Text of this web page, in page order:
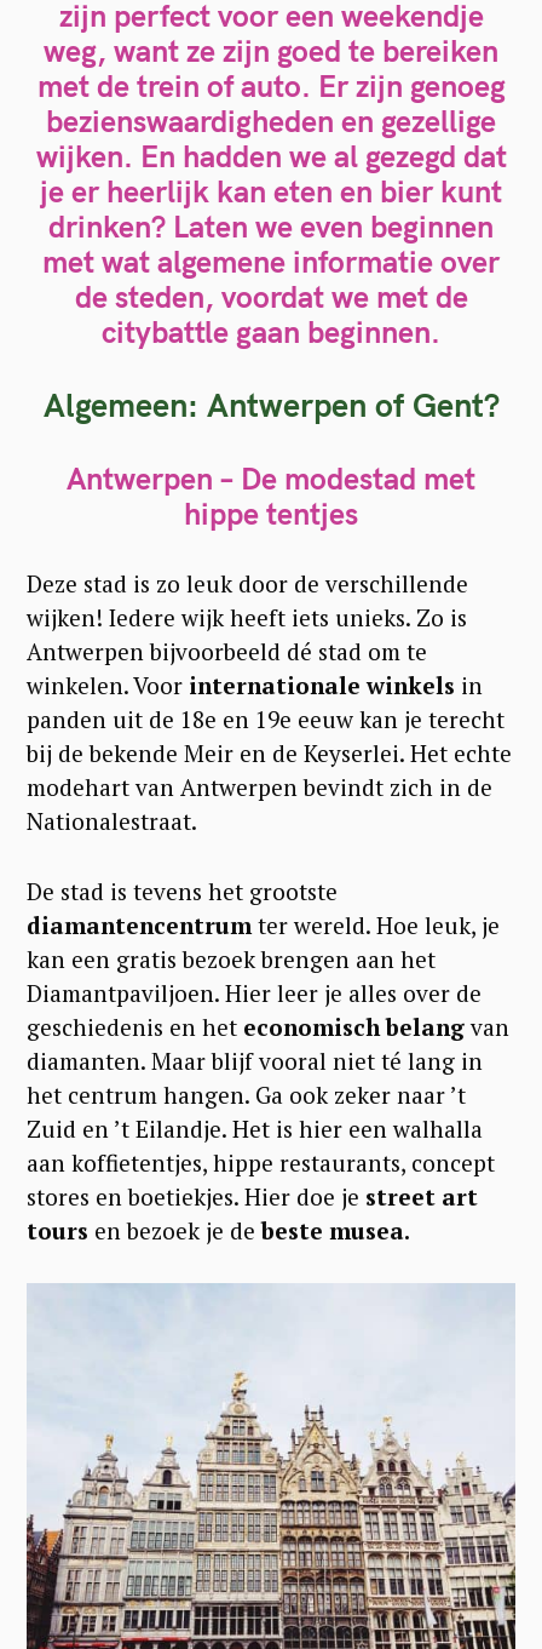
zijn perfect voor een weekendje
weg, want ze zijn goed te bereiken
met de trein of auto. Er zijn genoeg
bezienswaardigheden en gezellige
wijken. En hadden we al gezegd dat
je erheerlijk kan eten en bier kunt
drinken? Laten we even beginnen
met wat algemene informatie over
de steden, voordat we met de
citybattle gaan beginnen.
Algemeen: Antwerpen of Gent?
Antwerpen – De modestad met
hippe tentjes
Deze stad is zo leuk door de verschillende
wijken! Iedere wijk heeft iets unieks. Zo is
Antwerpen bijvoorbeeld dé stad om te
winkelen. Voor internationale winkels in
panden uit de 18e en 19e eeuw kan je terecht
bij de bekende Meir en de Keyserlei. Het echte
modehart van Antwerpen bevindt zich in de
Nationalestraat.
De stad is tevens het grootste
diamantencentrum ter wereld. Hoe leuk, je
kan een gratis bezoek brengen aan het
Diamantpaviljoen. Hier leer je alles over de
geschiedenis en het economisch belangvan
diamanten. Maar blijf vooral niet té lang in
het centrum hangen. Ga ook zeker naar ’t
Zuid en ’t Eilandje. Het is hier een walhalla
aan koffietentjes, hippe restaurants, concept
stores en boetiekjes. Hier doe je street art
tours en bezoek je de beste musea.